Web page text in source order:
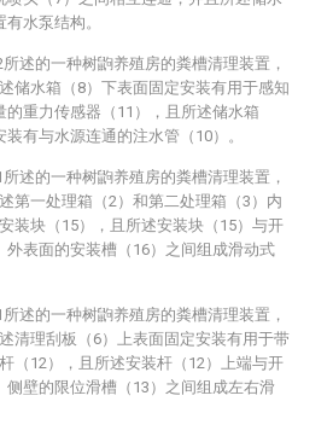
水泵结构。
述的一种树鼩养殖房的粪槽清理装置，
储水箱（8）下表面固定安装有用于感知
的重力传感器（11），且所述储水箱
装有与水源连通的注水管（10）。
述的一种树鼩养殖房的粪槽清理装置，
第一处理箱（2）和第二处理箱（3）内
装块（15），且所述安装块（15）与开
外表面的安装槽（16）之间组成滑动式
述的一种树鼩养殖房的粪槽清理装置，
清理刮板（6）上表面固定安装有用于带
（12），且所述安装杆（12）上端与开
侧壁的限位滑槽（13）之间组成左右滑